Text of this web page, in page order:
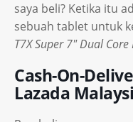
saya beli? Ketika itu
sebuah tablet untuk
T7X Super 7" Dual
Cash-On-
Lazada